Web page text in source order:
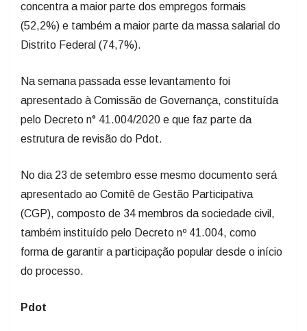
concentra a maior parte dos empregos formais
(52,2%) e também a maior parte da massa salarial do
Distrito Federal (74,7%).
Na semana passada esse levantamento foi
apresentado à Comissão de Governança, constituída
pelo Decreto n° 41.004/2020 e que faz parte da
estrutura de revisão do Pdot.
No dia 23 de setembro esse mesmo documento será
apresentado ao Comitê de Gestão Participativa
(CGP), composto de 34 membros da sociedade civil,
também instituído pelo Decreto nº 41.004, como
forma de garantir a participação popular desde o início
do processo.
Pdot